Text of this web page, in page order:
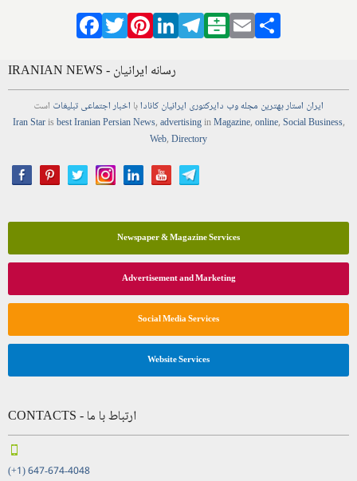
Facebook
TwitterPinterestLinkedIn
Telegram
Balatarin
Email
IRANIAN NEWS - رسانه ایرانیان
ایران استاربهترین مجلهوب دایرکتوری ایرانیان کانادابا اخباراجتماعیتبلیغات است
Iran Starisbest Iranian PersianNews,advertisinginMagazine,online,Social Business,
Web,Directory
Newspaper & Magazine Services
Advertisement and Marketing
Social Media Services
Website Services
CONTACTS - ارتباط با ما
(+1) 647-674-4048